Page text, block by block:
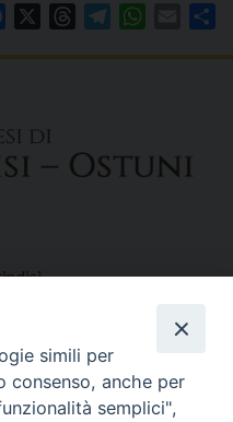
FacebookThreadsTelegram Email
simili per
consenso, anche per
semplici",